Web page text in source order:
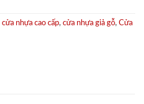
cửa nhựa cao cấp, cửa nhựa giả gỗ, Cửa